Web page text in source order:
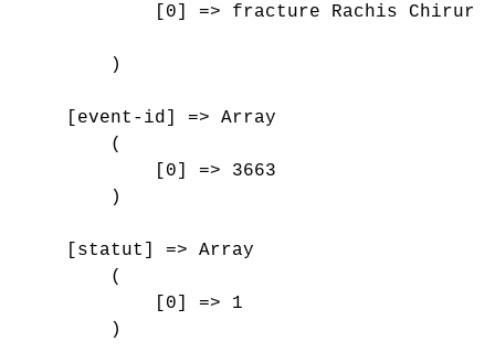
[0] => fracture Rachis
        )
    [event-id] => Array
        (
            [0] => 3663
        )
    [statut] => Array
        (
            [0] => 1
        )